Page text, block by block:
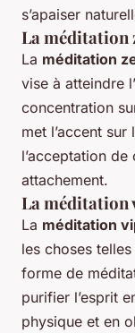
s’apaiser
La méditation
La méditation
vise à atteindre
concentration
met l’accent sur
l’acceptation
attachement.
La méditation
La méditation
les choses
forme de
purifier l’esprit
physique et en